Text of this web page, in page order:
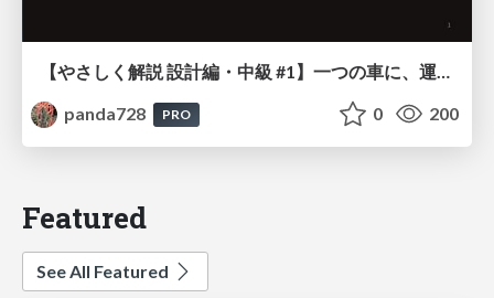
【やさしく解説 設計編・中級 #1】一つの車に、運転手は一人 ～ある倉庫システムの事例から～
panda728
PRO 0 200
Featured
See All Featured